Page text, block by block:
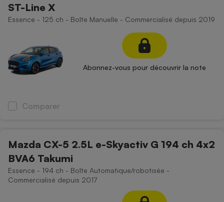
ST-Line X
Essence - 125 ch - Boîte Manuelle - Commercialisé depuis 2019
Abonnez-vous pour découvrir la note
Comparer
Mazda CX-5 2.5L e-Skyactiv G 194 ch 4x2
BVA6 Takumi
Essence - 194 ch - Boîte Automatique/robotisée -
Commercialisé depuis 2017